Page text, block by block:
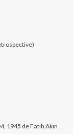
1945 de Fatih Akin